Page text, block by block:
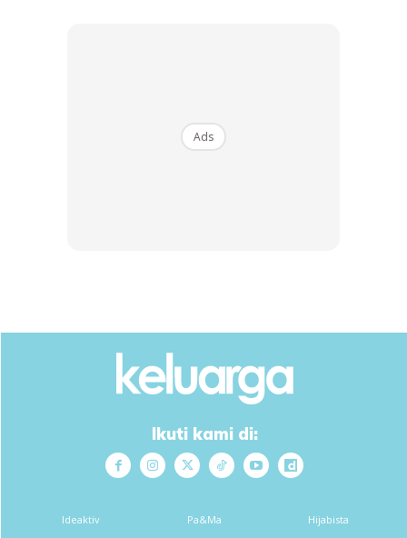
Melalui rakaman video ini dilihat suaminya mengesat air
mata dan mengusap lembut kepala isterinya bagi
menenangkan keadaan.
Kisah mengharukan pasangan suami isteri yang terpisah
gunung berapi yang panas.
Ads
Ikuti kami di:
Ideaktiv Pa&Ma Hijabista